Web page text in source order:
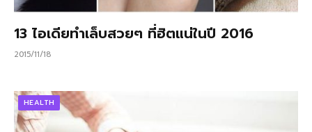
13 ไอเดียทำเล็บสวยๆ ที่ฮิตแน่ในปี 2016
2015/11/18
HEALTH